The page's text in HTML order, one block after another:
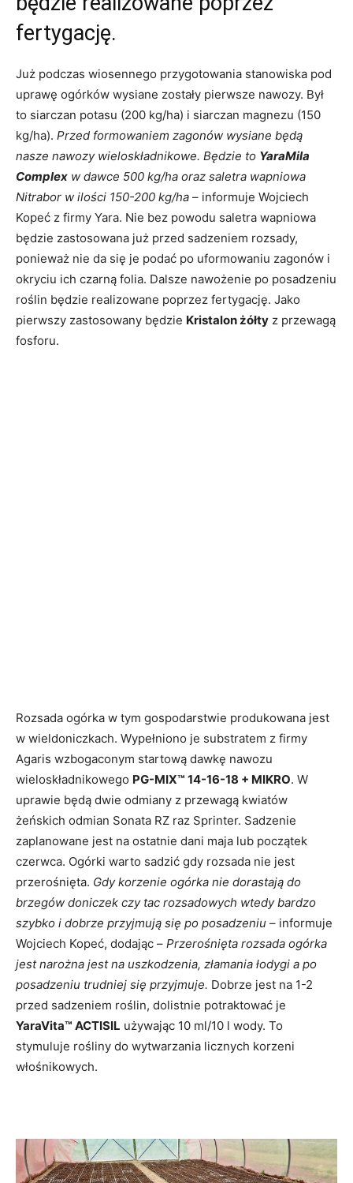
fertygację.
Już podczas wiosennego przygotowania stanowiska pod
uprawę ogórków wysiane zostały pierwsze nawozy. Był
to siarczan potasu (200 kg/ha) i siarczan magnezu (150
kg/ha). Przed formowaniem zagonów wysiane będą
nasze nawozy wieloskładnikowe. Będzie to YaraMila
Complex w dawce 500 kg/ha oraz saletra wapniowa
Nitrabor w ilości 150-200 kg/ha – informuje Wojciech
Kopeć z firmy Yara. Nie bez powodu saletra wapniowa
będzie zastosowana już przed sadzeniem rozsady,
ponieważ nie da się je podać po uformowaniu zagonów i
okryciu ich czarną folia. Dalsze nawożenie po posadzeniu
roślin będzie realizowane poprzez fertygację. Jako
pierwszy zastosowany będzie Kristalon żółty z przewagą
fosforu.
Rozsada ogórka w tym gospodarstwie produkowana jest
w wieldoniczkach. Wypełniono je substratem z firmy
Agaris wzbogaconym startową dawkę nawozu
wieloskładnikowego PG-MIX™ 14-16-18 + MIKRO. W
uprawie będą dwie odmiany z przewagą kwiatów
żeńskich odmian Sonata RZ raz Sprinter. Sadzenie
zaplanowane jest na ostatnie dani maja lub początek
czerwca. Ogórki warto sadzić gdy rozsada nie jest
przerośnięta. Gdy korzenie ogórka nie dorastają do
brzegów doniczek czy tac rozsadowych wtedy bardzo
szybko i dobrze przyjmują się po posadzeniu – informuje
Wojciech Kopeć, dodając – Przerośnięta rozsada ogórka
jest narożna jest na uszkodzenia, złamania łodygi a po
posadzeniu trudniej się przyjmuje. Dobrze jest na 1-2
przed sadzeniem roślin, dolistnie potraktować je
YaraVita™ ACTISIL używając 10 ml/10 l wody. To
stymuluje rośliny do wytwarzania licznych korzeni
włośnikowych.